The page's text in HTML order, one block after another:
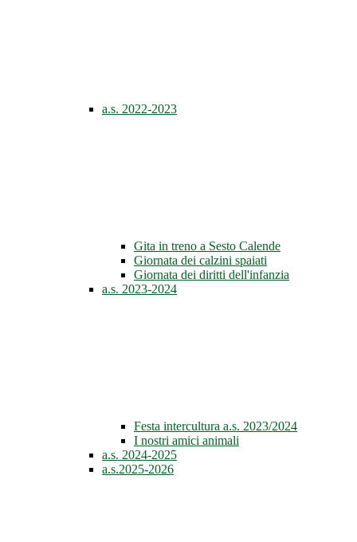
a.s. 2022-2023
Gita in treno a Sesto Calende
Giornata dei calzini spaiati
Giornata dei diritti dell'infanzia
a.s. 2023-2024
Festa intercultura a.s. 2023/2024
I nostri amici animali
a.s. 2024-2025
a.s.2025-2026